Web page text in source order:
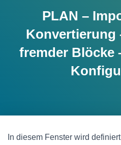
PLAN –
Konvertierung
fremder Blöcke
In diesem Fenster wird